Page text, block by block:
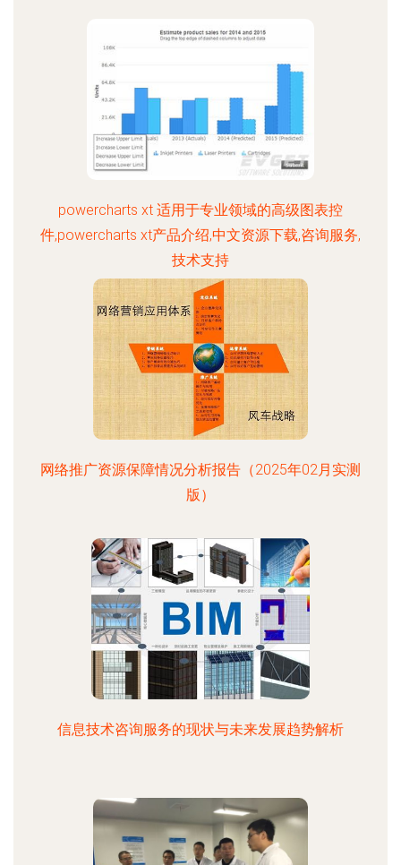
powercharts xt 适用于专业领域的高级图表控
件,powercharts xt产品介绍,中文资源下载,咨询服务,
技术支持
网络推广资源保障情况分析报告（2025年02月实测
版）
信息技术咨询服务的现状与未来发展趋势解析